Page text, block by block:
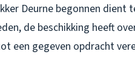
Deurne begonnen
de beschikking heeft
een gegeven opdracht